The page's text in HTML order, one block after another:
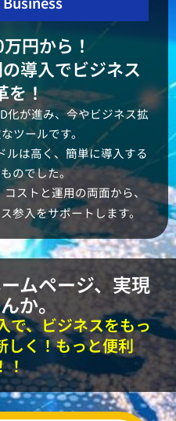
円から！
導入でビジネス
を！
化が進み、今やビジネス拡
ツールです。
ルは高く、簡単に導入する
のでした。
ストと運用の両面から、
参入をサポートします。
ムページ、実現
か。
で、ビジネスをもっ
しく！もっと便利
！